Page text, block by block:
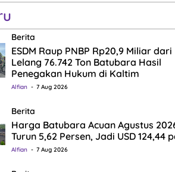
Berita
ESDM Raup PNBP Rp20,9 Miliar dari
Lelang 76.742 Ton Batubara Hasil
Penegakan Hukum di Kaltim
Alfian 7 Aug 2026
Berita
Harga Batubara Acuan Agustus
Turun 5,62 Persen, Jadi USD 124,44
Alfian 7 Aug 2026